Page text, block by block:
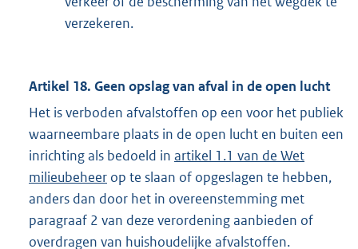
verzekeren.
Artikel 18. Geen opslag van afval in de open lucht
Het is verboden afvalstoffen op een voor het publiek
waarneembare plaats in de open lucht en buiten een
inrichting als bedoeld in artikel 1.1 van de Wet
milieubeheer op te slaan of opgeslagen te hebben,
anders dan door het in overeenstemming met
paragraaf 2 van deze verordening aanbieden of
overdragen van huishoudelijke afvalstoffen.